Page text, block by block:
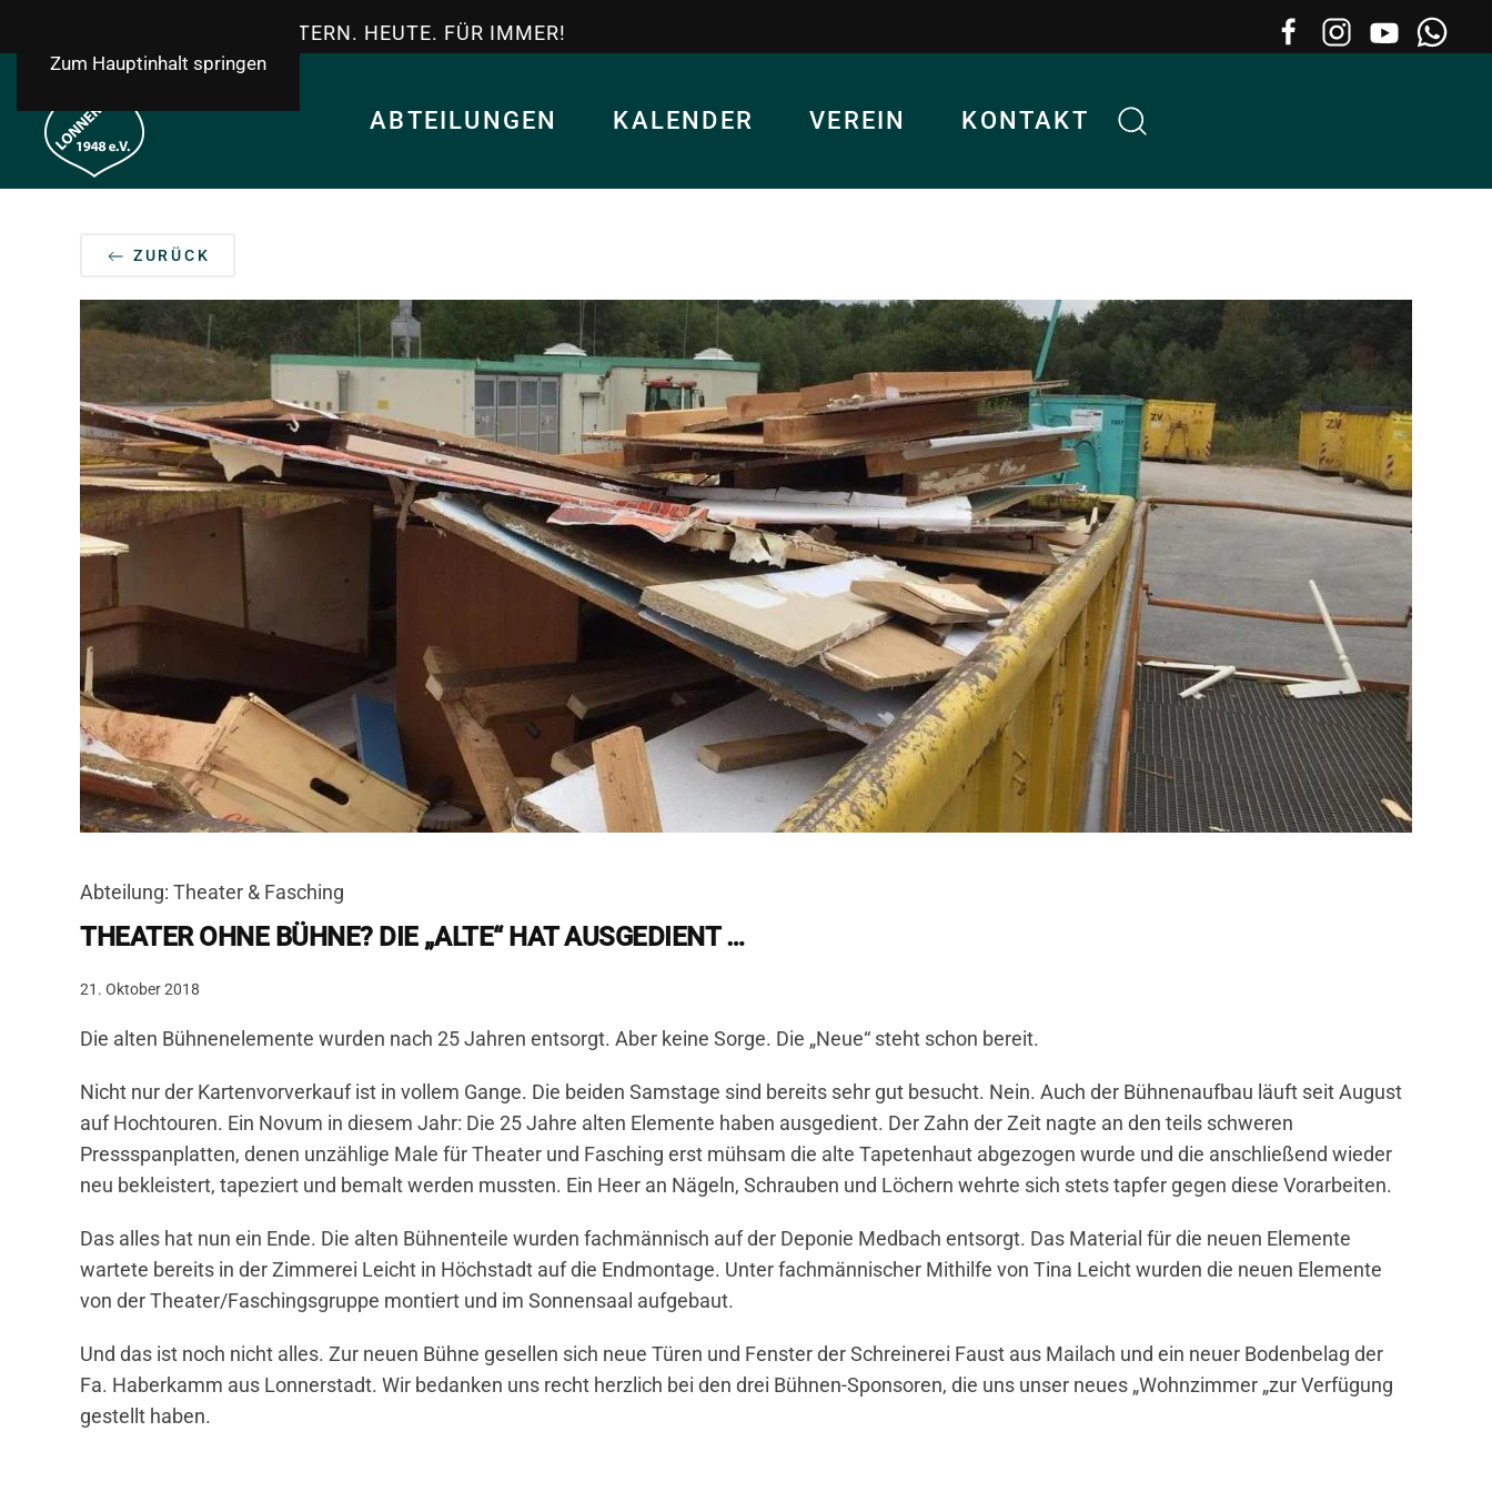
Zum Hauptinhalt springen
TSV LONNERSTADT - GESTERN. HEUTE. FÜR IMMER!
ABTEILUNGEN KALENDER VEREIN KONTAKT
ZURÜCK
Abteilung: Theater & Fasching
THEATER OHNE BÜHNE? DIE „ALTE“ HAT AUSGEDIENT …
21. Oktober 2018
Die alten Bühnenelemente wurden nach 25 Jahren entsorgt. Aber keine Sorge. Die „Neue“ steht schon bereit.
Nicht nur der Kartenvorverkauf ist in vollem Gange. Die beiden Samstage sind bereits sehr gut besucht. Nein. Auch der Bühnenaufbau läuft seit August
auf Hochtouren. Ein Novum in diesem Jahr: Die 25 Jahre alten Elemente haben ausgedient. Der Zahn der Zeit nagte an den teils schweren
Pressspanplatten, denen unzählige Male für Theater und Fasching erst mühsam die alte Tapetenhaut abgezogen wurde und die anschließend wieder
neu bekleistert, tapeziert und bemalt werden mussten. Ein Heer an Nägeln, Schrauben und Löchern wehrte sich stets tapfer gegen diese Vorarbeiten.
Das alles hat nun ein Ende. Die alten Bühnenteile wurden fachmännisch auf der Deponie Medbach entsorgt. Das Material für die neuen Elemente
wartete bereits in der Zimmerei Leicht in Höchstadt auf die Endmontage. Unter fachmännischer Mithilfe von Tina Leicht wurden die neuen Elemente
von der Theater/Faschingsgruppe montiert und im Sonnensaal aufgebaut.
Und das ist noch nicht alles. Zur neuen Bühne gesellen sich neue Türen und Fenster der Schreinerei Faust aus Mailach und ein neuer Bodenbelag der
Fa. Haberkamm aus Lonnerstadt. Wir bedanken uns recht herzlich bei den drei Bühnen-Sponsoren, die uns unser neues „Wohnzimmer „zur Verfügung
gestellt haben.